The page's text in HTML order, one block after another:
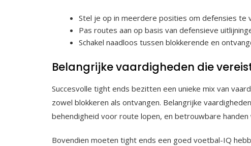
Stel je op in meerdere posities om defensies te
Pas routes aan op basis van defensieve
Schakel naadloos tussen blokkerende en
Belangrijke vaardigheden die
Succesvolle tight ends bezitten een unieke mix van
zowel blokkeren als ontvangen. Belangrijke
behendigheid voor route lopen, en betrouwbare
Bovendien moeten tight ends een goed voetbal-IQ